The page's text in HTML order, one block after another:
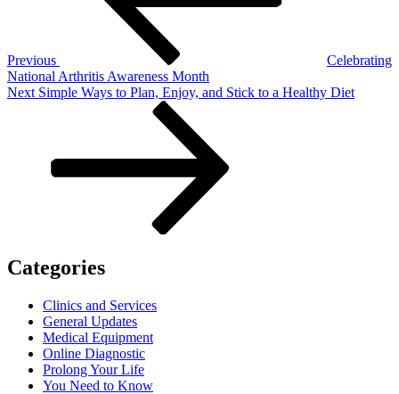
Previous
Celebrating
National Arthritis Awareness Month
Next
Next Simple Ways to Plan, Enjoy, and Stick to a Healthy Diet
Categories
Clinics and Services
General Updates
Medical Equipment
Online Diagnostic
Prolong Your Life
You Need to Know